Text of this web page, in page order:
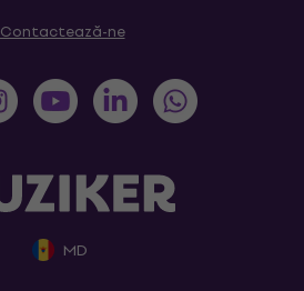
Contactează-ne
MD